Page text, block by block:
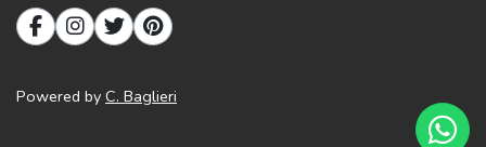
Powered by C. Baglieri